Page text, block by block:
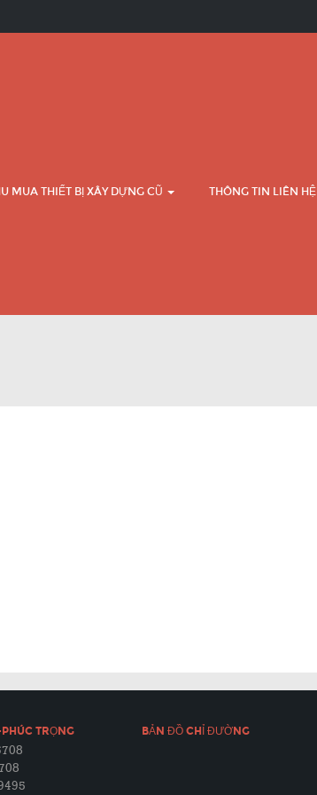
MUA THIẾT BỊ XÂY DỰNG CŨ THÔNG TIN LIÊN HỆ
TRỌNG BẢN ĐỒ CHỈ ĐƯỜNG